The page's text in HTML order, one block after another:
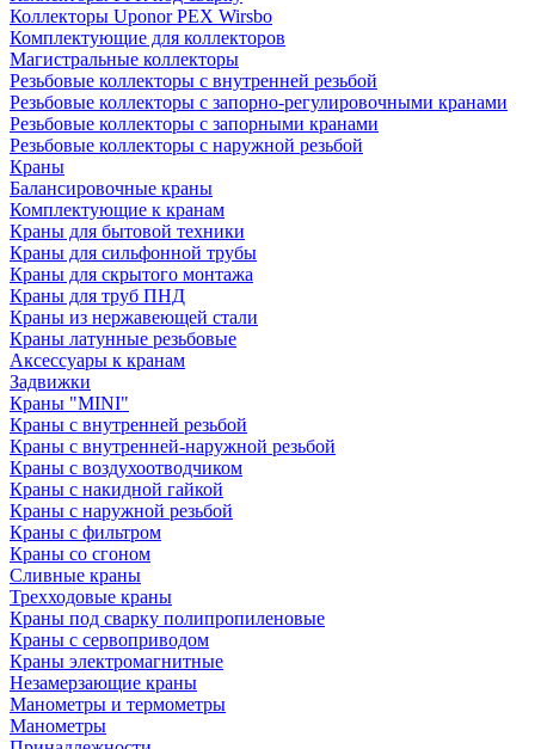
Коллекторы Uponor PEX Wirsbo
Комплектующие для коллекторов
Магистральные коллекторы
Резьбовые коллекторы с внутренней резьбой
Резьбовые коллекторы с запорно-регулировочными кранами
Резьбовые коллекторы с запорными кранами
Резьбовые коллекторы с наружной резьбой
Краны
Балансировочные краны
Комплектующие к кранам
Краны для бытовой техники
Краны для сильфонной трубы
Краны для скрытого монтажа
Краны для труб ПНД
Краны из нержавеющей стали
Краны латунные резьбовые
Аксессуары к кранам
Задвижки
Краны "MINI"
Краны с внутренней резьбой
Краны с внутренней-наружной резьбой
Краны с воздухоотводчиком
Краны с накидной гайкой
Краны с наружной резьбой
Краны с фильтром
Краны со сгоном
Сливные краны
Трехходовые краны
Краны под сварку полипропиленовые
Краны с сервоприводом
Краны электромагнитные
Незамерзающие краны
Манометры и термометры
Манометры